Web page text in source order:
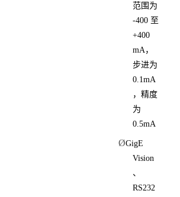
范围为
-400 至
+400
mA，
步进为
0.1mA
，精度
为
0.5mA
ØGigE
Vision
、
RS232